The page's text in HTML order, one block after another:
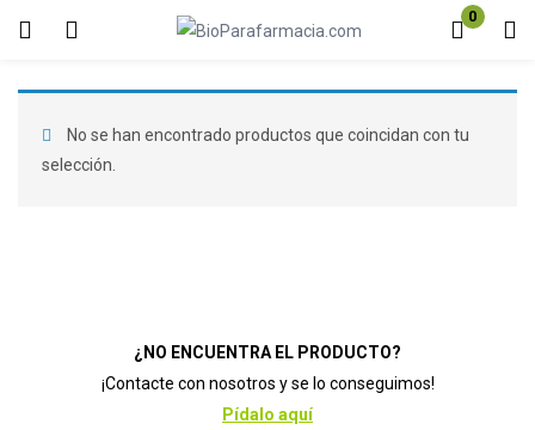
0
Inicio de sesión Registro
Introduzca su nombre de usuario y contraseña para iniciar sesión.
No se han encontrado productos que coincidan con tu
selección.
¿NO ENCUENTRA EL PRODUCTO?
¡Contacte con nosotros y se lo conseguimos!
Pídalo aquí